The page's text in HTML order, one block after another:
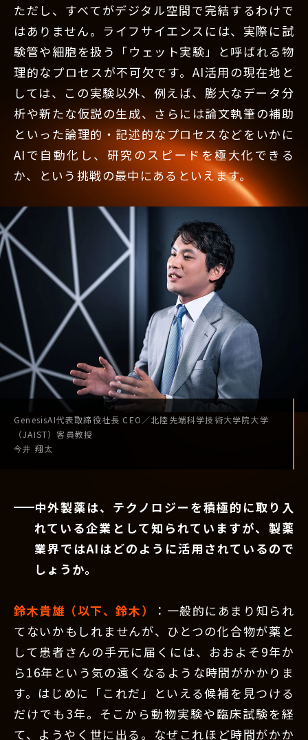
ただし、すべてがデジタル空間で完結するわけで
はありません。ライフサイエンスには、実際に試
験管や細胞を扱う「ウェット実験」と呼ばれる物
理的なプロセスが不可欠です。AI活用の現在地と
しては、この実験以外、例えば、膨大なデータ分
析や新たな仮説の生成、さらには論文執筆の補助
といった論理的・記述的なプロセスなどをいかに
AIで自動化し、研究のスピードを極大化できる
か、という挑戦の最中にあるといえます。
GenesisAI代表取締役社長 CEO ／北陸先端科学技術大学院大学
（JAIST）客員教授
今井 翔太
中外製薬は、テクノロジーを積極的に取り入
れている企業として知られていますが、製薬
業界ではAIはどのように活用されているので
しょうか。
鈴木貴雄（以下、鈴木）
：一般的にあまり知られ
てないかもしれませんが、ひとつの化合物が薬と
して患者さんの手元に届くには、おおよそ9年か
ら16年という気の遠くなるような時間がかかりま
す。はじめに「これだ」といえる候補を見つける
だけでも3年。そこから動物実験や臨床試験を経
て、ようやく世に出る。なぜこれほど時間がかか